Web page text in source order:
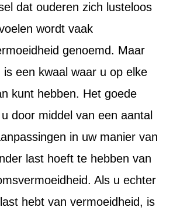
dat ouderen zich lusteloos
wordt vaak
genoemd. Maar
is een kwaal waar u op elke
kunt hebben. Het goede
door middel van een aantal
in uw manier van
last hoeft te hebben van
Als u echter
hebt van vermoeidheid, is